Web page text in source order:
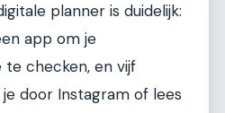
planner is duidelijk:
app om je
te checken, en vijf
door Instagram of lees